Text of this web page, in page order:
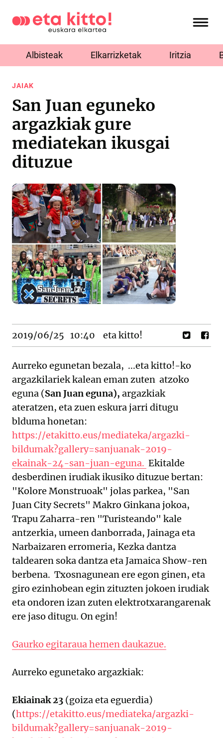
Albisteak Elkarrizketak Iritzia
JAIAK
San Juan eguneko
argazkiak gure
mediatekan ikusgai
dituzue
2019/06/25 10:40 eta kitto!
Aurreko egunetan bezala, ...eta kitto!-ko
argazkilariek kalean eman zuten atzoko
eguna (San Juan eguna), argazkiak
ateratzen, eta zuen eskura jarri ditugu
blduma honetan:
https://etakitto.eus/mediateka/argazki-
bildumak?gallery=sanjuanak-2019-
ekainak-24-san-juan-eguna. Ekitalde
desberdinen irudiak ikusiko dituzue bertan:
"Kolore Monstruoak" jolas parkea, "San
Juan City Secrets" Makro Ginkana jokoa,
Trapu Zaharra-ren "Turisteando" kale
antzerkia, umeen danborrada, Jainaga eta
Narbaizaren erromeria, Kezka dantza
taldearen soka dantza eta Jamaica Show-ren
berbena. Txosnagunean ere egon ginen, eta
giro ezinhobean egin zituzten jokoen irudiak
eta ondoren izan zuten elektrotxarangarenak
ere jaso ditugu. On egin!
Gaurko egitaraua hemen daukazue.
Aurreko egunetako argazkiak:
Ekiainak 23 (goiza eta eguerdia)
(https://etakitto.eus/mediateka/argazki-
bildumak?gallery=sanjuanak-2019-